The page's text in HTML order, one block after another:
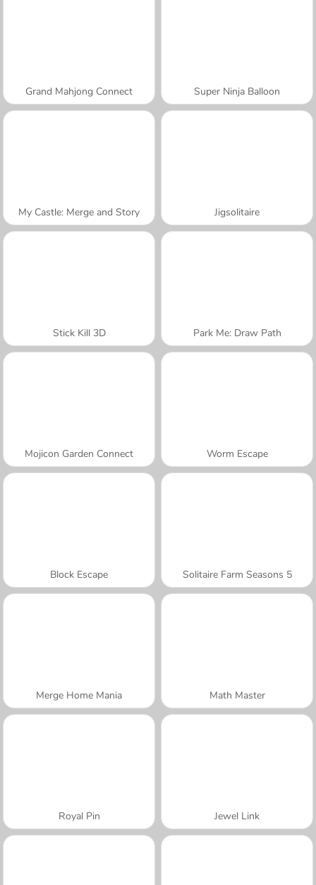
Grand Mahjong Connect Super Ninja Balloon
My Castle: Merge and Story Jigsolitaire
Stick Kill 3D Park Me: Draw Path
Mojicon Garden Connect Worm Escape
Block Escape Solitaire Farm Seasons 5
Merge Home Mania Math Master
Royal Pin Jewel Link